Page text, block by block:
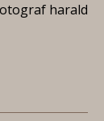
harald